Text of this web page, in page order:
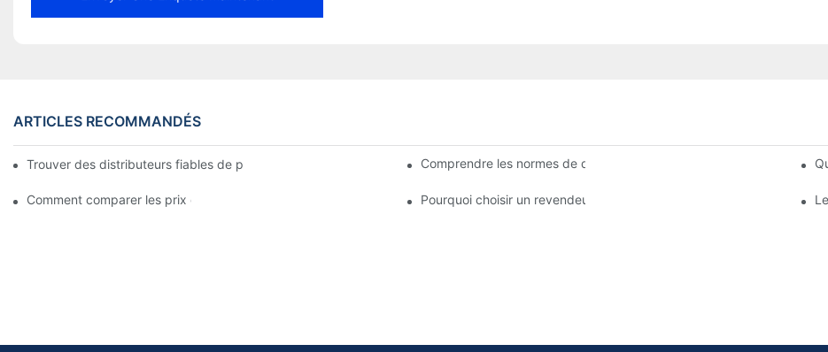
ARTICLES RECOMMANDÉS
Trouver des distributeurs fiables de plaquettes de frein pour votre entrepriseComprendre les normes de qualité des fabricants de plaquettes de
Comment comparer les prix des plaquettes de frein chez les différents vendeursPourquoi choisir un revendeur agréé de plaquettes de frein